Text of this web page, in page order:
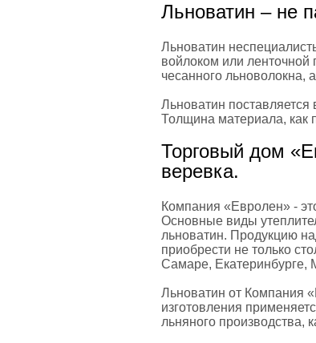
Льноватин – не
Льноватин
войлоком или ленточной
чесанного льноволокна,
Льноватин
Толщина материала, как
Торговый дом
веревка.
Компания «Евролен» -
Основные виды
льноватин. Продукцию
приобрести не только
Самаре, Екатеринбурге,
Льноватин от Компания
изготовления
льняного производства,